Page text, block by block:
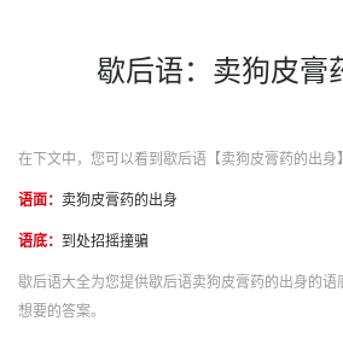
歇后语：卖狗皮膏
在下文中，您可以看到歇后语【卖狗皮膏药的出身
语面： 卖狗皮膏药的出身
语底： 到处招摇撞骗
歇后语大全为您提供歇后语卖狗皮膏药的出身的语
想要的答案。